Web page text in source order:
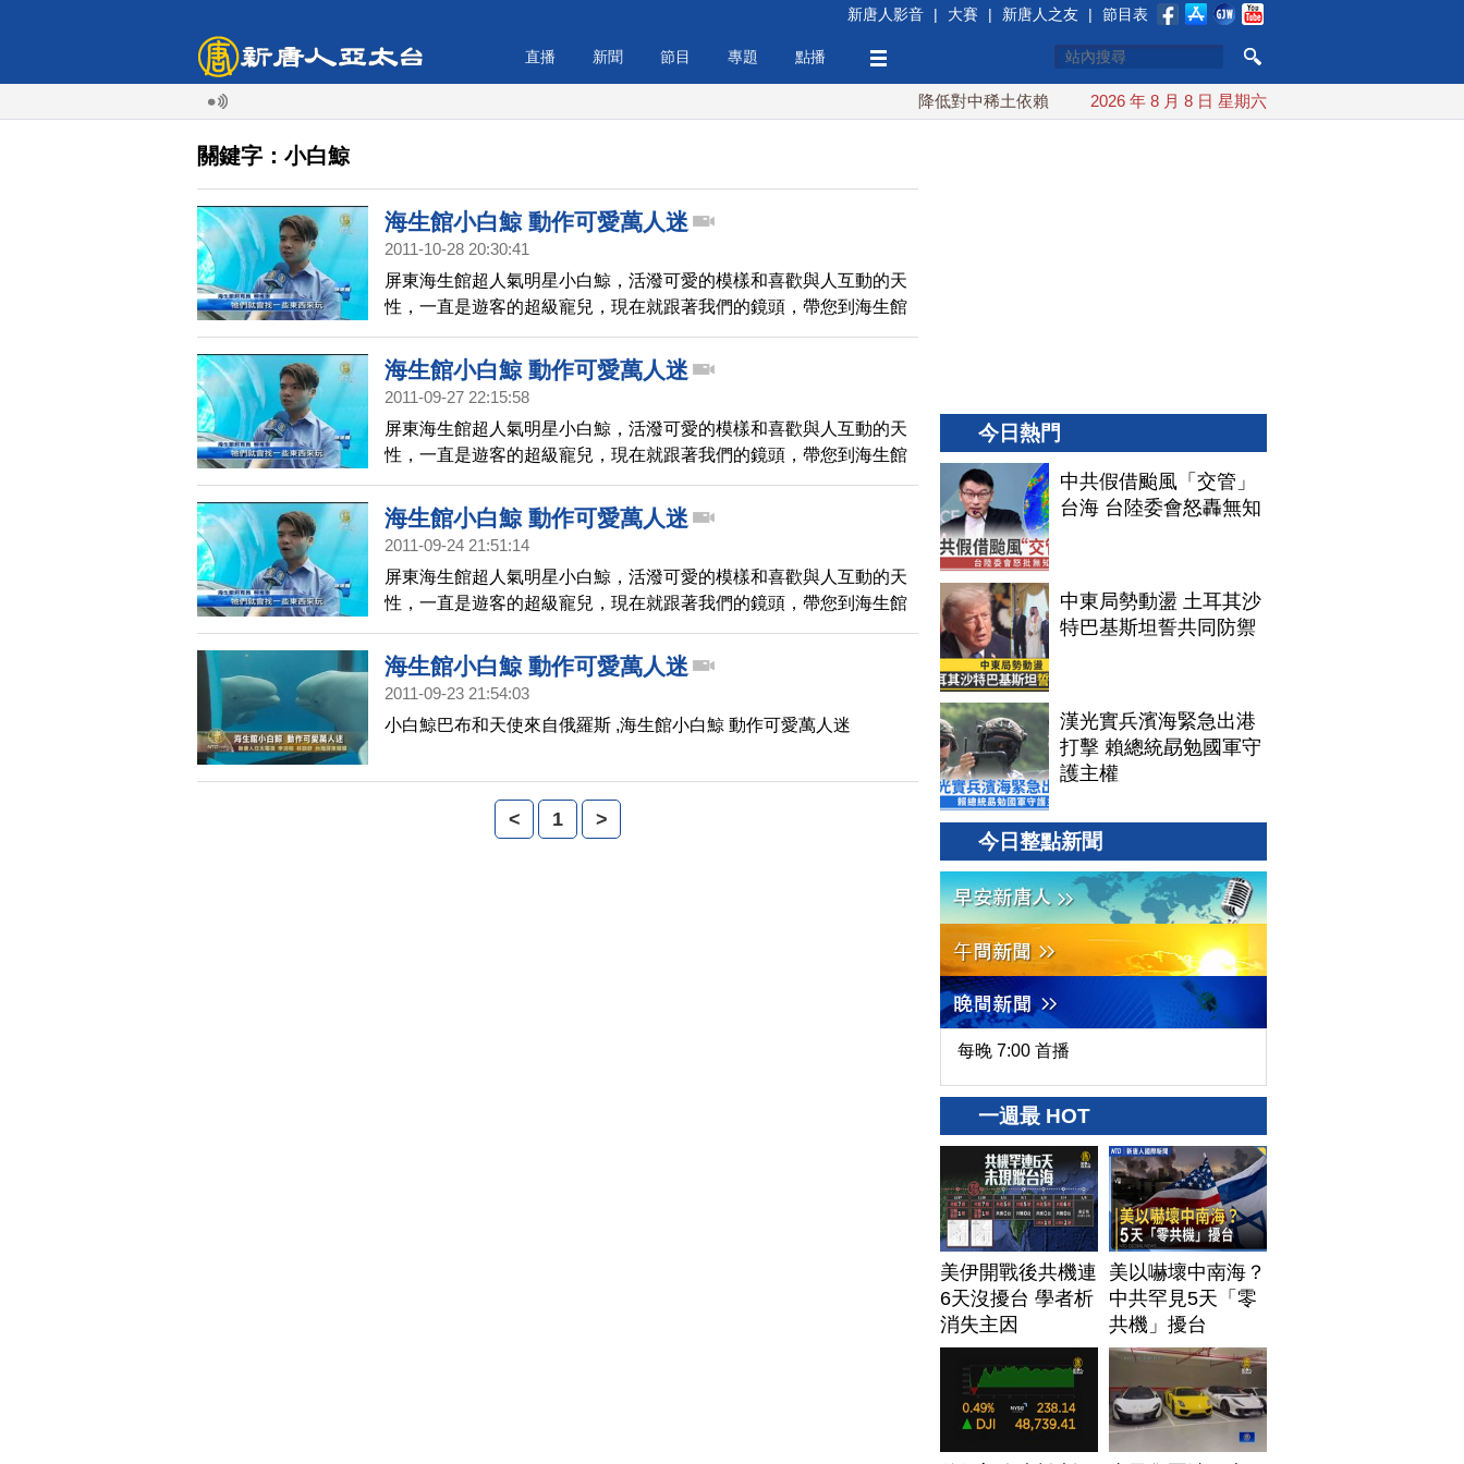
新唐人影音 | 大賽 | 新唐人之友 | 節目表
直播 新聞 節目 專題 點播
降低對中稀土依賴 川普宣布礦業投資20億美元
2026 年 8 月 8 日 星期六
關鍵字：小白鯨
海生館小白鯨 動作可愛萬人迷
2011-10-28 20:30:41
屏東海生館超人氣明星小白鯨，活潑可愛的模樣和喜歡與人互動的天
性，一直是遊客的超級寵兒，現在就跟著我們的鏡頭，帶您到海生館
一睹小白鯨萬人迷的可愛模樣。
海生館小白鯨 動作可愛萬人迷
2011-09-27 22:15:58
屏東海生館超人氣明星小白鯨，活潑可愛的模樣和喜歡與人互動的天
性，一直是遊客的超級寵兒，現在就跟著我們的鏡頭，帶您到海生館
一睹小白鯨萬人迷的可愛模樣。
海生館小白鯨 動作可愛萬人迷
2011-09-24 21:51:14
屏東海生館超人氣明星小白鯨，活潑可愛的模樣和喜歡與人互動的天
性，一直是遊客的超級寵兒，現在就跟著我們的鏡頭，帶您到海生館
一睹小白鯨萬人迷的可愛模樣。
海生館小白鯨 動作可愛萬人迷
2011-09-23 21:54:03
小白鯨巴布和天使來自俄羅斯 ,海生館小白鯨 動作可愛萬人迷
< 1 >
今日熱門
中共假借颱風「交管」
台海 台陸委會怒轟無知
中東局勢動盪 土耳其沙
特巴基斯坦誓共同防禦
漢光實兵濱海緊急出港
打擊 賴總統勗勉國軍守
護主權
今日整點新聞
每晚 7:00 首播
一週最 HOT
美伊開戰後共機連
6天沒擾台 學者析
消失主因
美以嚇壞中南海？
中共罕見5天「零
共機」擾台